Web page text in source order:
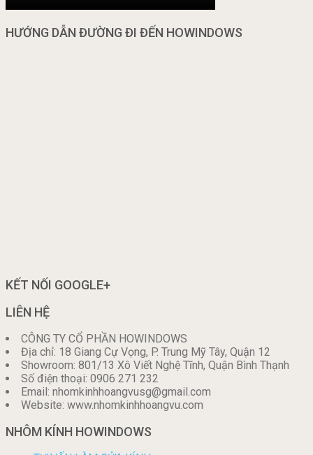
HƯỚNG DẪN ĐƯỜNG ĐI ĐẾN HOWINDOWS
KẾT NỐI GOOGLE+
LIÊN HỆ
CÔNG TY CỔ PHẦN HOWINDOWS
Địa chỉ: 18 Giang Cự Vọng, P. Trung Mỹ Tây, Quận 12
Showroom: 801/13 Xô Viết Nghệ Tĩnh, Quận Bình Thạnh
Số điện thoại: 0906 271 232
Email: nhomkinhhoangvusg@gmail.com
Website: www.nhomkinhhoangvu.com
NHÔM KÍNH HOWINDOWS